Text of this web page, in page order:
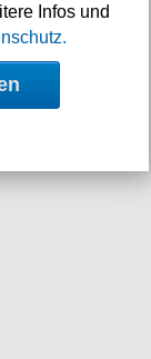
dass Ihre
Infos und